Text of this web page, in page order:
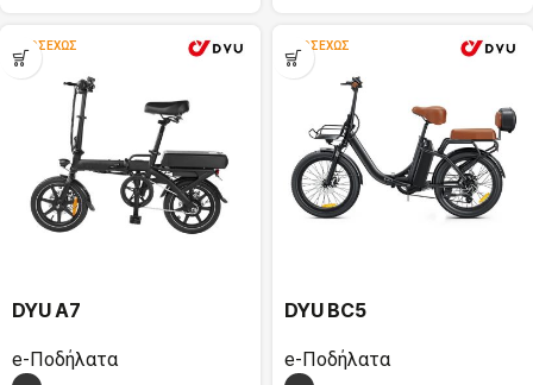
ΠΡΟΣΕΧΏΣ
DYU A7
e-Ποδήλατα
ΠΡΟΣΕΧΏΣ
DYU BC5
e-Ποδήλατα